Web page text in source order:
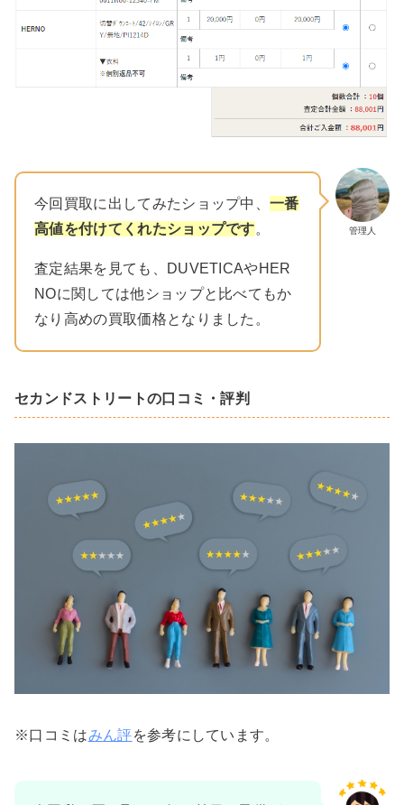
管理人
今回買取に出してみたショップ中、一番
高値を付けてくれたショップです。
査定結果を見ても、DUVETICAやHER
NOに関しては他ショップと比べてもか
なり高めの買取価格となりました。
セカンドストリートの口コミ・評判
※口コミはみん評を参考にしています。